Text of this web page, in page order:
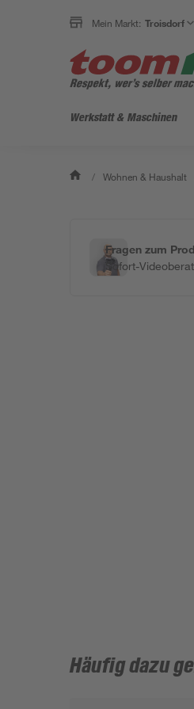
Mein Markt: Troisdorf
Werkstatt & Maschinen
/ Wohnen & Haushalt
Fragen zum
Sofort-
Häufig dazu